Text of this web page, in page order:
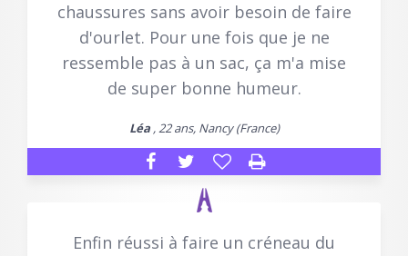
chaussures sans avoir besoin de faire
d'ourlet. Pour une fois que je ne
ressemble pas à un sac, ça m'a mise
de super bonne humeur.
Léa, 22 ans, Nancy (France)
Enfin réussi à faire un créneau du